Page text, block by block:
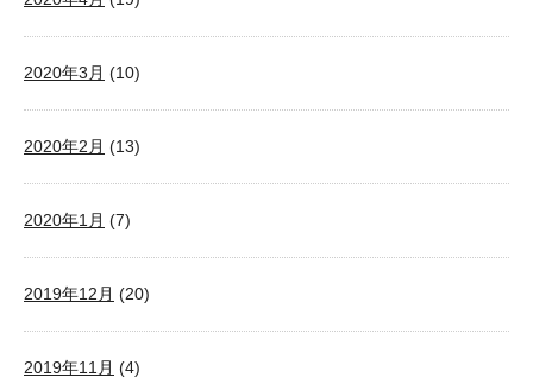
2020年3月 (10)
2020年2月 (13)
2020年1月 (7)
2019年12月 (20)
2019年11月 (4)